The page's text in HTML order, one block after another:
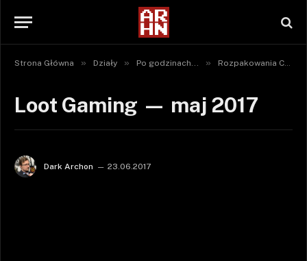
Strona Główna » Działy » Po godzinach... » Rozpakowania Crate'ów
Loot Gaming — maj 2017
Dark Archon 23.06.2017